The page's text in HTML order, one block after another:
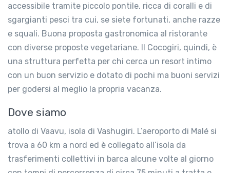
accessibile tramite piccolo pontile, ricca di coralli e di
sgargianti pesci tra cui, se siete fortunati, anche razze
e squali. Buona proposta gastronomica al ristorante
con diverse proposte vegetariane. Il Cocogiri, quindi, è
una struttura perfetta per chi cerca un resort intimo
con un buon servizio e dotato di pochi ma buoni servizi
per godersi al meglio la propria vacanza.
Dove siamo
atollo di Vaavu, isola di Vashugiri. L’aeroporto di Malé si
trova a 60 km a nord ed è collegato all’isola da
trasferimenti collettivi in barca alcune volte al giorno